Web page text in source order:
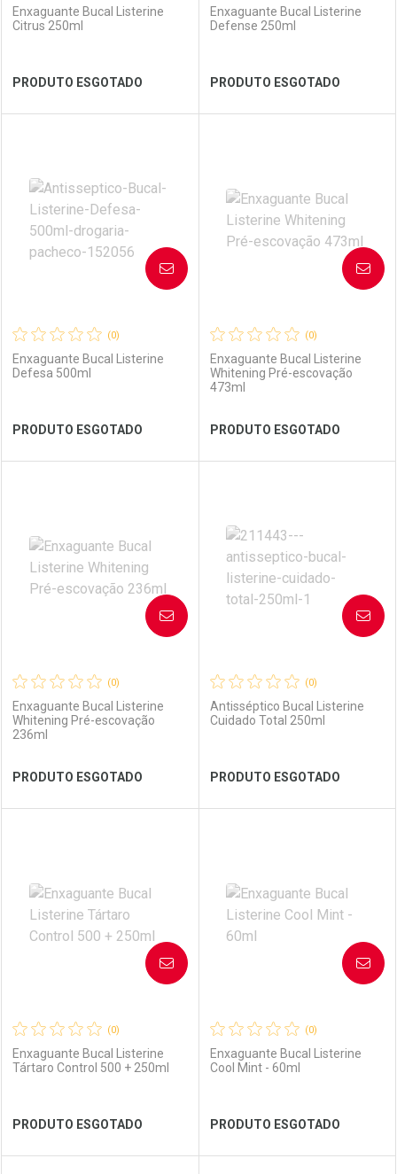
Ver Desconto Convênio Ver Desconto Convênio
Enxaguante Bucal Listerine
Citrus 250ml
PRODUTO ESGOTADO
Laboratório
Ver Desconto Convênio
Por Menos
Enxaguante Bucal Listerine
Defense 250ml
PRODUTO ESGOTADO
Laboratório
Ver Desconto Convênio
Por Menos
(0)
Enxaguante Bucal Listerine
Defesa 500ml
PRODUTO ESGOTADO
AVISE-ME
Laboratório
Ver Desconto Convênio
Por Menos
(0)
Enxaguante Bucal Listerine
Whitening Pré-escovação
473ml
PRODUTO ESGOTADO
AVISE-ME
Laboratório
Ver Desconto Convênio
Por Menos
(0)
Enxaguante Bucal Listerine
Whitening Pré-escovação
236ml
PRODUTO ESGOTADO
AVISE-ME
Laboratório
Ver Desconto Convênio
Por Menos
(0)
Antisséptico Bucal Listerine
Cuidado Total 250ml
PRODUTO ESGOTADO
AVISE-ME
Laboratório
Ver Desconto Convênio
Por Menos
(0)
Enxaguante Bucal Listerine
Tártaro Control 500 + 250ml
PRODUTO ESGOTADO
AVISE-ME
(0)
Enxaguante Bucal Listerine
Cool Mint - 60ml
PRODUTO ESGOTADO
AVISE-ME